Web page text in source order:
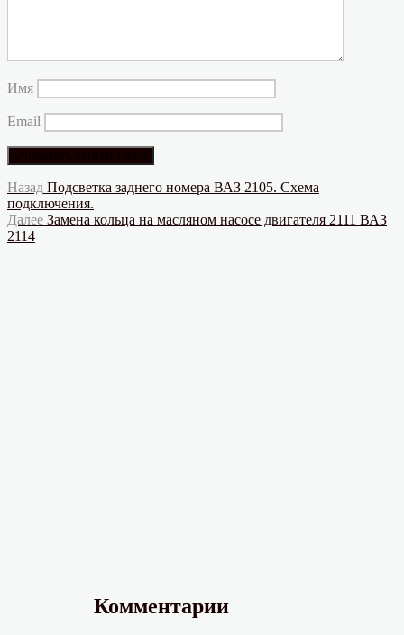
Имя
Email
Навигация
по
записям
Назад Предыдущая
запись:
Подсветка заднего номера ВАЗ 2105. Схема
подключения.
Далее Следующая
Замена кольца на масляном насосе двигателя 2111 ВАЗ
2114
Комментарии